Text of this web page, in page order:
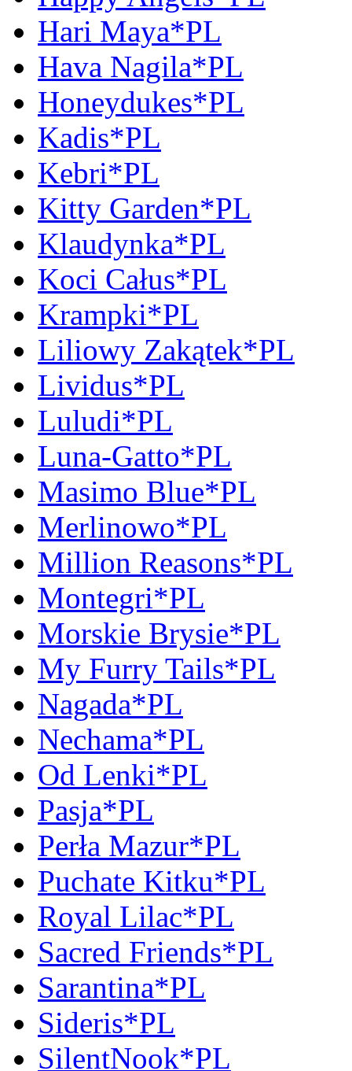
Hari Maya*PL
Hava Nagila*PL
Honeydukes*PL
Kadis*PL
Kebri*PL
Kitty Garden*PL
Klaudynka*PL
Koci Całus*PL
Krampki*PL
Liliowy Zakątek*PL
Lividus*PL
Luludi*PL
Luna-Gatto*PL
Masimo Blue*PL
Merlinowo*PL
Million Reasons*PL
Montegri*PL
Morskie Brysie*PL
My Furry Tails*PL
Nagada*PL
Nechama*PL
Od Lenki*PL
Pasja*PL
Perła Mazur*PL
Puchate Kitku*PL
Royal Lilac*PL
Sacred Friends*PL
Sarantina*PL
Sideris*PL
SilentNook*PL